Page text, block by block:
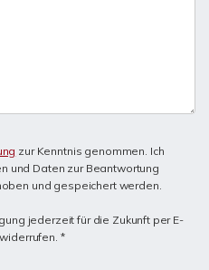
zur Kenntnis genommen. Ich
und Daten zur Beantwortung
und gespeichert werden.
jederzeit für die Zukunft per E-
*